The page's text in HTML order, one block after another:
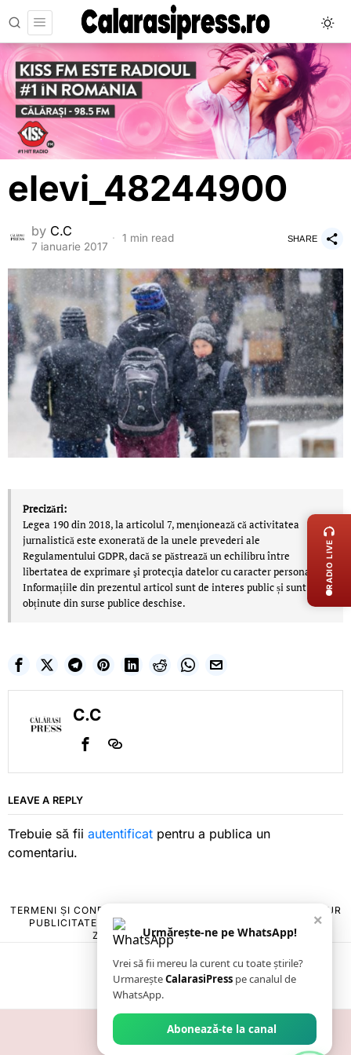
elevi_48244900
by C.C
7 ianuarie 2017
1 min read SHARE
Precizări:
Legea 190 din 2018, la articolul 7, menţionează că activitatea
jurnalistică este exonerată de la unele prevederi ale
Regulamentului GDPR, dacă se păstrează un echilibru între
libertatea de exprimare şi protecţia datelor cu caracter personal.
Informațiile din prezentul articol sunt de interes public și sunt
obținute din surse publice deschise.
C.C
LEAVE A REPLY
Trebuie să fii autentificat pentru a publica un
comentariu.
TERMENI ȘI CONDIȚII
POLITICA DE ANULARE & RETUR
PUBLICITATE ONLINE & TIPĂRITĂ
CONTACT
ZIARUL ANUNȚUL CĂLĂRĂȘEAN
×
Urmărește-ne pe WhatsApp!
Vrei să fii mereu la curent cu toate știrile?
UrmareșteCalarasiPress pe canalul de
WhatsApp.
Abonează-te la canal
RADIO LIVE